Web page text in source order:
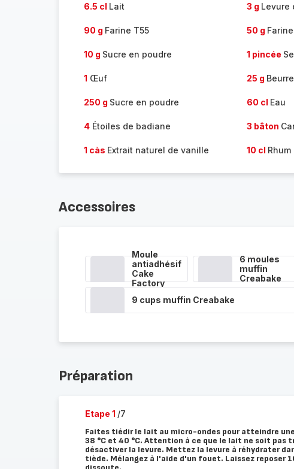
6.5 cl Lait 3 g Levure
90 g Farine T55 50 g
10 g Sucre en poudre 1 pincée
1 Œuf 25 g
250 g Sucre en poudre 60 cl Eau
4Étoiles de badiane 3 bâton
1 càs Extrait naturel de vanille 10 cl Rhum
Accessoires
Moule
antiadhésif
Cake
Factory
6 moules
muffin
Creabake
9 cups muffin Creabake
Préparation
Etape 1 /7
Faites tiédir le lait au micro-ondes pour atteindre
38 °C et 40 °C. Attention à ce que le lait ne soit pas
désactiver la levure. Mettez la levure à réhydrater
tiède. Mélangez à l'aide d'un fouet. Laissez reposer